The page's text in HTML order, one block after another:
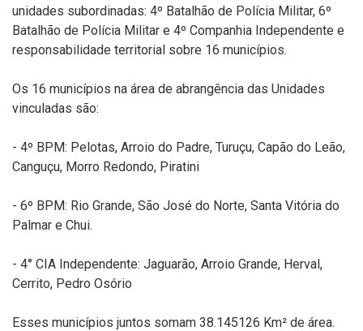
unidades subordinadas: 4º Batalhão de Polícia Militar, 6º
Batalhão de Polícia Militar e 4º Companhia Independente e
responsabilidade territorial sobre 16 municípios.
Os 16 municípios na área de abrangência das Unidades
vinculadas são:
- 4º BPM: Pelotas, Arroio do Padre, Turuçu, Capão do Leão,
Canguçu, Morro Redondo, Piratini
- 6º BPM: Rio Grande, São José do Norte, Santa Vitória do
Palmar e Chui.
- 4° CIA Independente: Jaguarão, Arroio Grande, Herval,
Cerrito, Pedro Osório
Esses municípios juntos somam 38.145126 Km² de área.